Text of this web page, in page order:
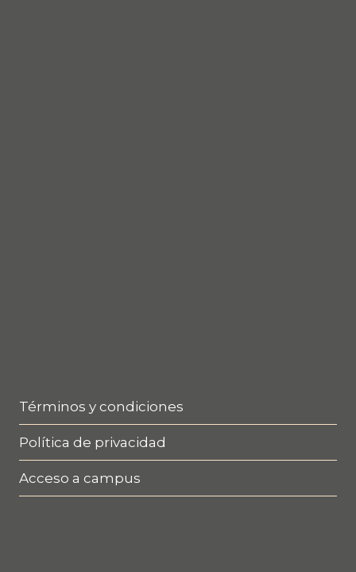
Términos y condiciones
Política de privacidad
Acceso a campus